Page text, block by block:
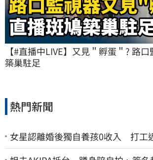
【#直播中LIVE】又見＂孵蛋＂? 路
築巢駐足
熱門新聞
女星認離婚後獨自養孩0收入 打工